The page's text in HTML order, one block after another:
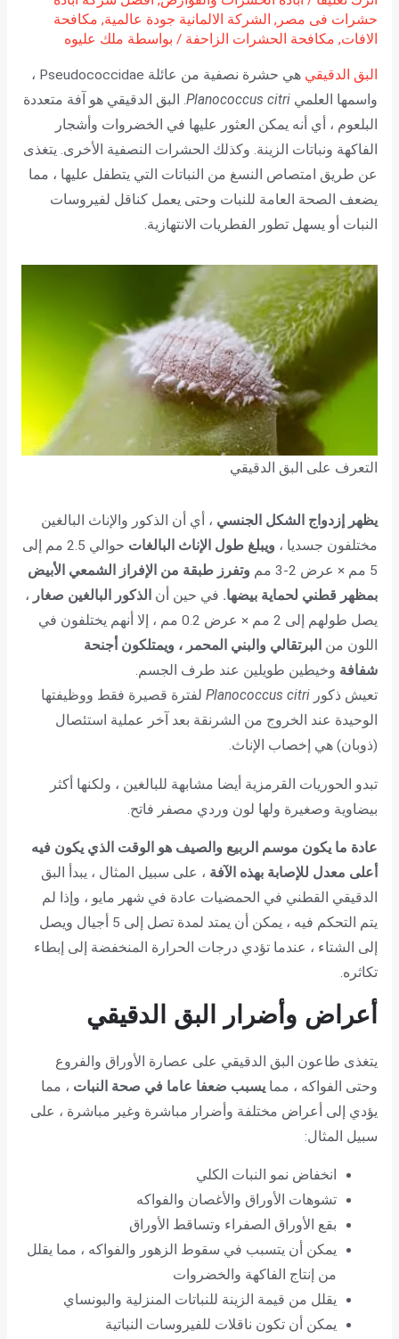
حشرات فى مصر , الشركة الالمانية جودة عالمية, مكافحة
الافات, مكافحة الحشرات الزاحفة / بواسطة ملك عليوه
البق الدقيقي
هي حشرة نصفية من عائلة Pseudococcidae ،
واسمها العلمي Planococcus citri. البق الدقيقي هو آفة متعددة
البلعوم ، أي أنه يمكن العثور عليها في الخضروات وأشجار
الفاكهة ونباتات الزينة. وكذلك الحشرات النصفية الأخرى. يتغذى
عن طريق امتصاص النسغ من النباتات التي يتطفل عليها ، مما
يضعف الصحة العامة للنبات وحتى يعمل كناقل لفيروسات
النبات أو يسهل تطور الفطريات الانتهازية.
التعرف على البق الدقيقي
يظهر إزدواج الشكل الجنسي ، أي أن الذكور والإناث البالغين
مختلفون جسديا ، ويبلغ طول الإناث البالغات
حوالي 2.5 مم إلى
5 مم × عرض 2-3 مم
وتفرز طبقة من الإفراز الشمعي الأبيض
بمظهر قطني لحماية بيضها. في حين أن الذكور البالغين صغار ،
يصل طولهم إلى 2 مم × عرض 0.2 مم ، إلا أنهم يختلفون في
اللون من البرتقالي والبني المحمر ، ويمتلكون أجنحة
شفافة وخيطين طويلين عند طرف الجسم.
تعيش ذكور Planococcus citriلفترة قصيرة فقط ووظيفتها
الوحيدة عند الخروج من الشرنقة بعد آخر عملية استئصال
(ذوبان) هي إخصاب الإناث.
تبدو الحوريات القرمزية أيضا مشابهة للبالغين ، ولكنها أكثر
بيضاوية وصغيرة ولها لون وردي مصفر فاتح.
عادة ما يكون موسم الربيع والصيف هو الوقت الذي يكون فيه
أعلى معدل للإصابة بهذه الآفة ، على سبيل المثال ، يبدأ البق
الدقيقي القطني في الحمضيات عادة في شهر مايو ، وإذا لم
يتم التحكم فيه ، يمكن أن يمتد لمدة تصل إلى 5 أجيال ويصل
إلى الشتاء ، عندما تؤدي درجات الحرارة المنخفضة إلى إبطاء
تكاثره.
أعراض وأضرار البق الدقيقي
يتغذى طاعون البق الدقيقي على عصارة الأوراق والفروع
وحتى الفواكه ، مما يسبب ضعفا عاما في صحة النبات ، مما
يؤدي إلى أعراض مختلفة وأضرار مباشرة وغير مباشرة ، على
سبيل المثال:
انخفاض نمو النبات الكلي
تشوهات الأوراق والأغصان والفواكه
بقع الأوراق الصفراء وتساقط الأوراق
يمكن أن يتسبب في سقوط الزهور والفواكه ، مما يقلل
من إنتاج الفاكهة والخضروات
يقلل من قيمة الزينة للنباتات المنزلية والبونساي
يمكن أن تكون ناقلات للفيروسات النباتية